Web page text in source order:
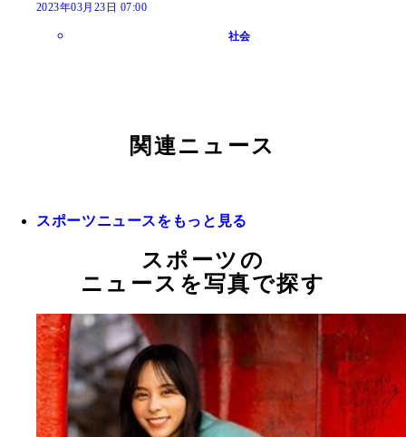
2023年03月23日 07:00
社会
関連ニュース
スポーツニュースをもっと見る
スポーツの
ニュースを写真で探す